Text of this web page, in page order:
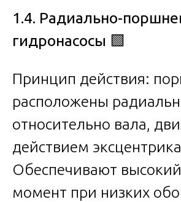
1.4. Радиально-
гидронасосы 🟩
Принцип действия:
расположены
относительно вала,
действием
Обеспечивают
момент при низких